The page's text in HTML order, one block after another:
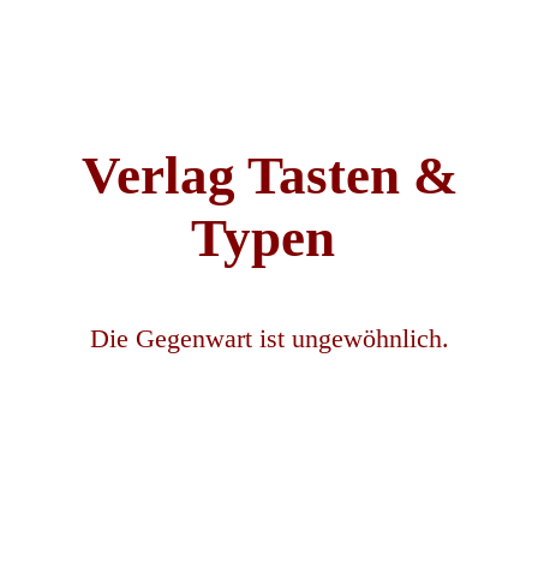
Verlag Tasten &
Typen
Die Gegenwart ist ungewöhnlich.